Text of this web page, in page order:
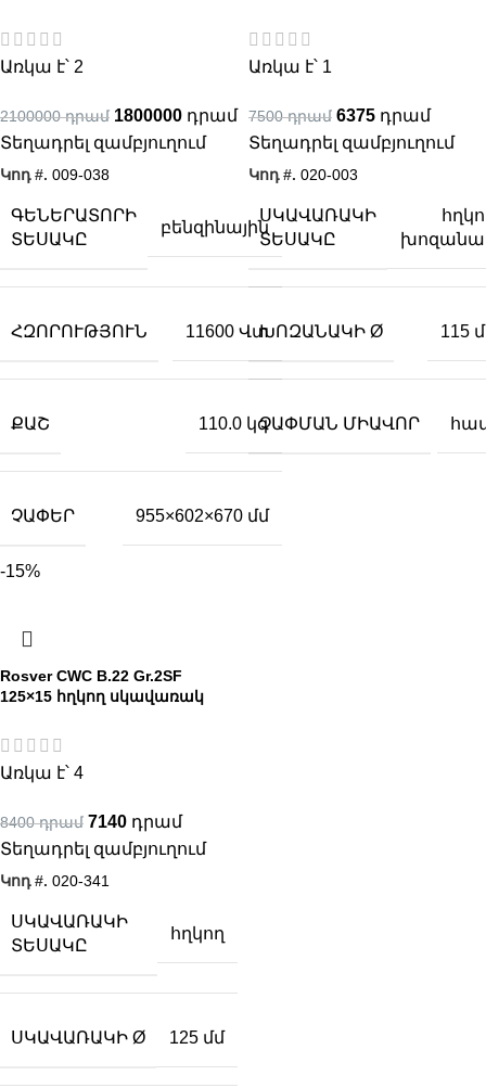
Առկա է՝ 2
2100000 1800000
Տեղադրել զամբյուղում
Կոդ #. 009-038
ԳԵՆԵՐԱՏՈՐԻ
ՏԵՍԱԿԸ
բենզինային
ՀԶՈՐՈՒԹՅՈՒՆ 11600 Վտ
ՔԱՇ 110.0 կգ
ՉԱՓԵՐ 955×602×670 մմ
Առկա է՝ 1
7500 6375
Տեղադրել զամբյուղում
Կոդ #. 020-003
ՍԿԱՎԱՌԱԿԻ
ՏԵՍԱԿԸ
ԽՈԶԱՆԱԿԻ Ø 115
ՉԱՓՄԱՆ ՄԻԱՎՈՐ
-15%
Rosver CWC B.22 Gr.2SF
125×15 հղկող սկավառակ
Առկա է՝ 4
8400 7140
Տեղադրել զամբյուղում
Կոդ #. 020-341
ՍԿԱՎԱՌԱԿԻ
ՏԵՍԱԿԸ
հղկող
ՍԿԱՎԱՌԱԿԻ Ø 125 մմ